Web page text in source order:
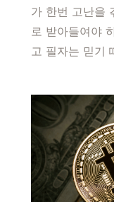
가 한번 고난을
로 받아들여야
고 필자는 믿기